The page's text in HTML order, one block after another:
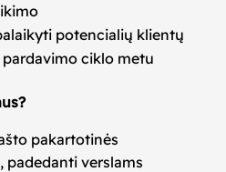
potencialių klientų
ciklo metu
pakartotinės
padedanti verslams